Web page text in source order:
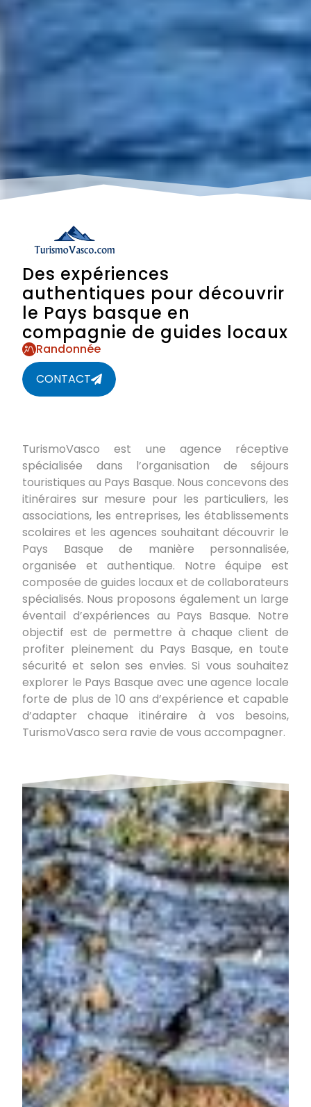
Des expériences
authentiques pour découvrir
le Pays basque en
compagnie de guides locaux
Randonnée
CONTACT
TurismoVasco est une agence réceptive
spécialisée dans l’organisation de séjours
touristiques au Pays Basque. Nous concevons des
itinéraires sur mesure pour les particuliers, les
associations, les entreprises, les établissements
scolaires et les agences souhaitant découvrir le
Pays Basque de manière personnalisée,
organisée et authentique. Notre équipe est
composée de guides locaux et de collaborateurs
spécialisés. Nous proposons également un large
éventail d’expériences au Pays Basque. Notre
objectif est de permettre à chaque client de
profiter pleinement du Pays Basque, en toute
sécurité et selon ses envies. Si vous souhaitez
explorer le Pays Basque avec une agence locale
forte de plus de 10 ans d’expérience et capable
d’adapter chaque itinéraire à vos besoins,
TurismoVasco sera ravie de vous accompagner.